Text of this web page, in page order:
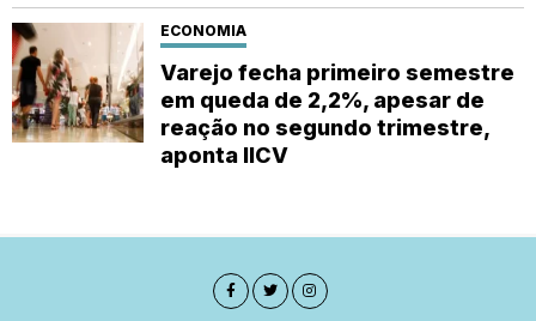
ECONOMIA
Varejo fecha primeiro semestre
em queda de 2,2%, apesar de
reação no segundo trimestre,
aponta IICV